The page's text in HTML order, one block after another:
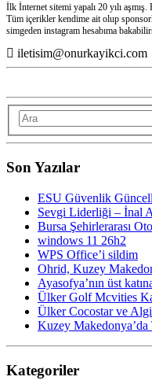
İlk İnternet sitemi yapalı 20 yılı aşmış.
Tüm içerikler kendime ait olup
simgeden instagram hesabıma
iletisim@onurkayikci.com
Son Yazılar
ESU Güvenlik
Sevgi Liderliği – İnal
Bursa Şehirlerarası
windows 11 26h2
WPS Office’i sildim
Ohrid, Kuzey
Ayasofya’nın üst
Ülker Golf Mcvities
Ülker Cocostar ve
Kuzey Makedonya’da
Kategoriler